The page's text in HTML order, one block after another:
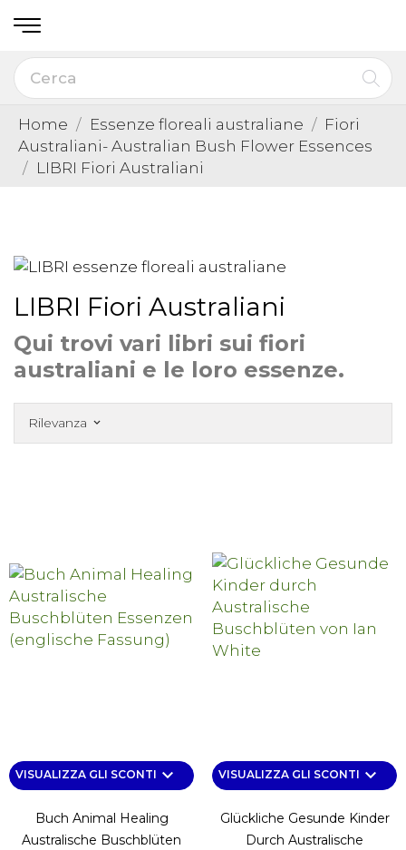
Home Essenze floreali australiane
Fiori
Australiani- Australian Bush Flower Essences
LIBRI Fiori Australiani
LIBRI Fiori Australiani
Qui trovi vari libri sui fiori
australiani e le loro essenze.
Rilevanza keyboard_arrow_down
VISUALIZZA GLI SCONTI keyboard_arrow_down
Buch Animal Healing
Australische Buschblüten
VISUALIZZA GLI SCONTI keyboard_arrow_down
Glückliche Gesunde Kinder
Durch Australische